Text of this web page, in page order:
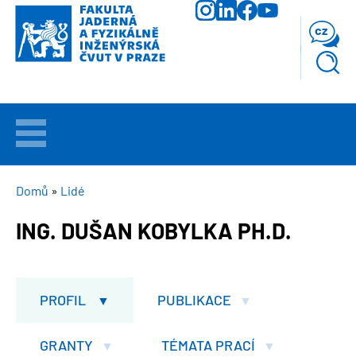
Přejít
hlavnímu
obsahu
VÍTEJTE
UCHAZEČI
STUDIUM
VÝZKUM
FAKULTA
cz
DROBEČKOVÁ
NAVIGACE
Domů Lidé
ING. DUŠAN KOBYLKA PH.D.
PROFIL PUBLIKACE
GRANTY TÉMATA PRACÍ